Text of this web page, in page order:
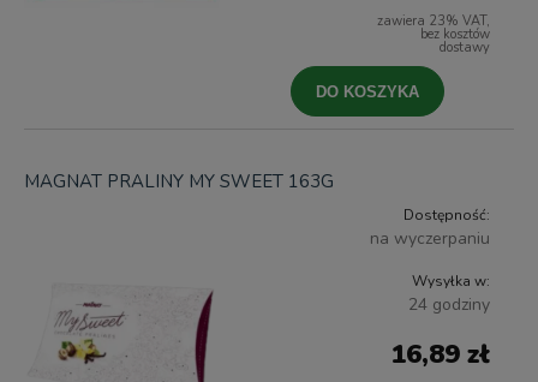
zawiera 23% VAT,
bez kosztów
dostawy
DO KOSZYKA
MAGNAT PRALINY MY SWEET 163G
Dostępność:
na wyczerpaniu
Wysyłka w:
24 godziny
16,89 zł